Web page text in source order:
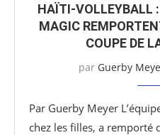
HAÏTI-VOLLEYBALL
MAGIC
COUPE DE
par Guerby
Par Guerby Meyer
chez les filles, a remporté